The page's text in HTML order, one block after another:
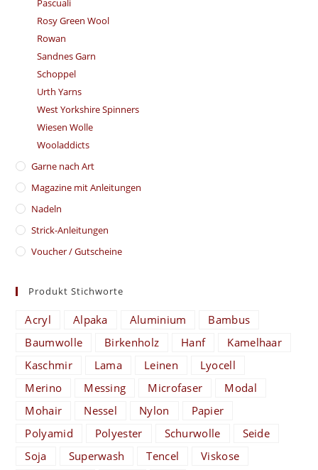
Pascuali
Rosy Green Wool
Rowan
Sandnes Garn
Schoppel
Urth Yarns
West Yorkshire Spinners
Wiesen Wolle
Wooladdicts
Garne nach Art
Magazine mit Anleitungen
Nadeln
Strick-Anleitungen
Voucher / Gutscheine
Produkt Stichworte
Acryl Alpaka Aluminium
Bambus
Baumwolle
Birkenholz Hanf
Kamelhaar
Kaschmir
Lama Leinen
Lyocell
Merino
Messing Microfaser
Modal
Mohair
Nessel Nylon
Papier
Polyamid
Polyester Schurwolle
Seide
Soja
Superwash Tencel
Viskose